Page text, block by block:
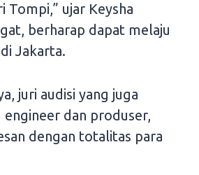
Tompi,” ujar Keysha
berharap dapat melaju
Jakarta.
juri audisi yang juga
engineer dan produser,
dengan totalitas para